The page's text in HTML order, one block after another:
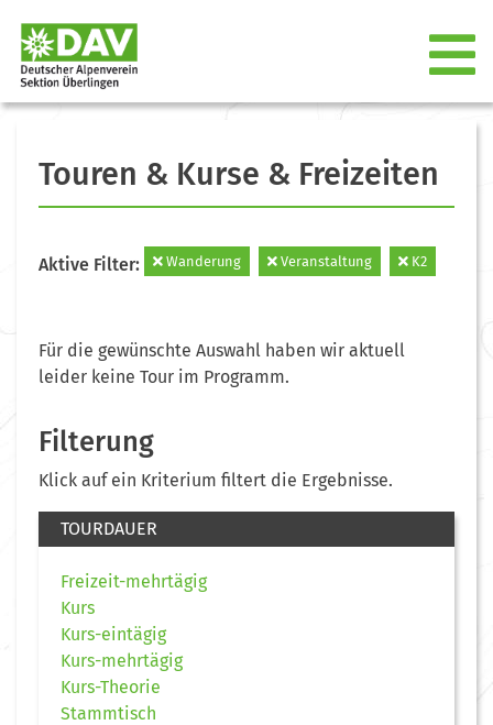
Touren & Kurse & Freizeiten
Aktive Filter: Wanderung Veranstaltung K2
Für die gewünschte Auswahl haben wir aktuell
leider keine Tour im Programm.
Filterung
Klick auf ein Kriterium filtert die Ergebnisse.
TOURDAUER
Freizeit-mehrtägig
Kurs
Kurs-eintägig
Kurs-mehrtägig
Kurs-Theorie
Stammtisch